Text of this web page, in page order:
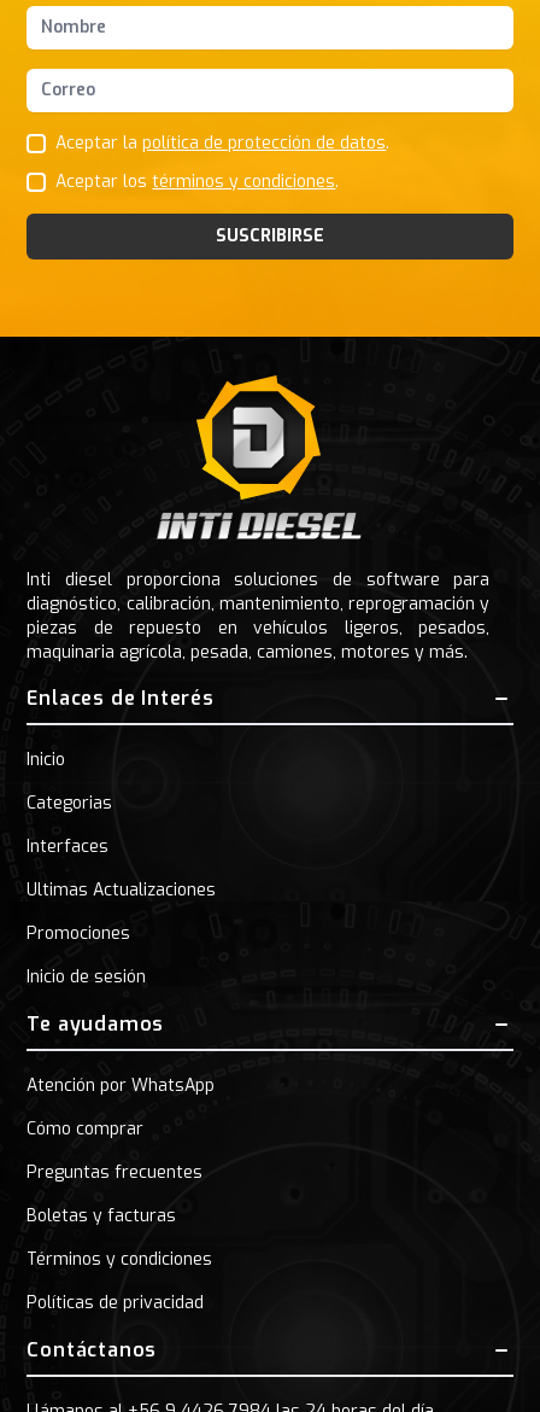
Nombres y apellidos
Correo Electrónico
Aceptar lapolítica de protección de datos.
Aceptar lostérminos y condiciones.
SUSCRIBIRSE
Inti diesel proporciona soluciones de software para
diagnóstico, calibración, mantenimiento, reprogramación y
piezas de repuesto en vehículos ligeros, pesados,
maquinaria agrícola, pesada, camiones, motores y más.
Enlaces de Interés
Inicio
Categorias
Interfaces
Ultimas Actualizaciones
Promociones
Inicio de sesión
Te ayudamos
Atención por WhatsApp
Cómo comprar
Preguntas frecuentes
Boletas y facturas
Términos y condiciones
Políticas de privacidad
Contáctanos